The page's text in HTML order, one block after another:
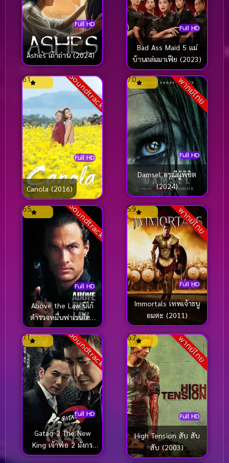
Full HD
Ashes เถ้าถ่าน (2024)
Full HD
Bad Ass Maid 5 แม่
บ้านถล่มมาเฟีย (2023)
Soundtrack
Full HD
6.1
Canola (2016)
พากย์ไทย
Full HD
7.0
Damsel ดรุณีผู้พิชิต
(2024)
Soundtrack
Full HD
6.5
Above the Law นิโก้
ตำรวจหมื่นฟาเรนไฮต์
(1988)
พากย์ไทย
Full HD
5.9
Immortals เทพเจ้าธนู
อมตะ (2011)
Soundtrack
Full HD
7.1
Gatao 2 The New
King เจ้าพ่อ 2 มังกร
ผงาด (2018)
พากย์ไทย
Full HD
6.7
High Tension สับ สับ
สับ (2003)